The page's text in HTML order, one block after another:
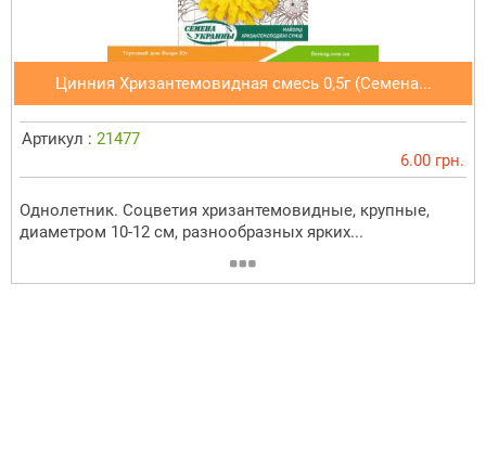
Цинния Хризантемовидная смесь 0,5г (Семена...
Артикул : 21477
6.00 грн.
Однолетник. Соцветия хризантемовидные, крупные,
диаметром 10-12 см, разнообразных ярких...